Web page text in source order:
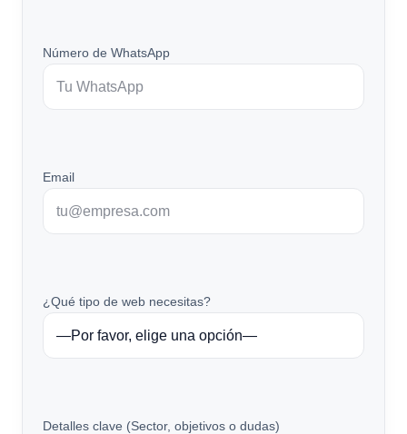
Número de WhatsApp
Email
¿Qué tipo de web necesitas?
Detalles clave (Sector, objetivos o dudas)